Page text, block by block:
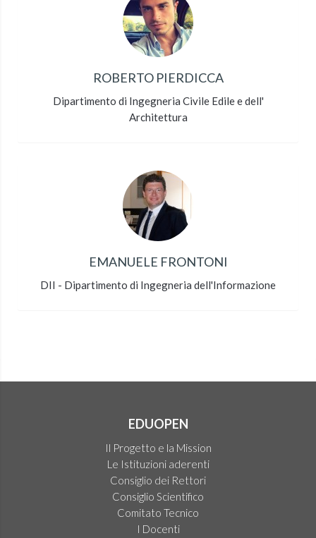
ROBERTO PIERDICCA
Dipartimento di Ingegneria Civile Edile e dell'
Architettura
EMANUELE FRONTONI
DII - Dipartimento di Ingegneria dell'Informazione
EDUOPEN
Il Progetto e la Mission
Le Istituzioni aderenti
Consiglio dei Rettori
Consiglio Scientifico
Comitato Tecnico
I Docenti